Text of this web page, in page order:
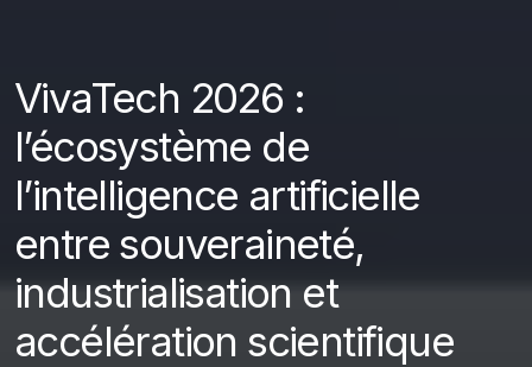
VivaTech 2026 :
l’écosystème de
l’intelligence artificielle
entre souveraineté,
industrialisation et
accélération scientifique